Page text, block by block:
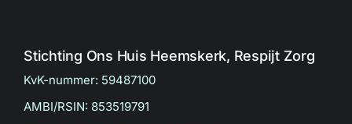
Stichting Ons Huis Heemskerk, Respijt Zorg
KvK-nummer: 59487100
AMBI/RSIN: 853519791